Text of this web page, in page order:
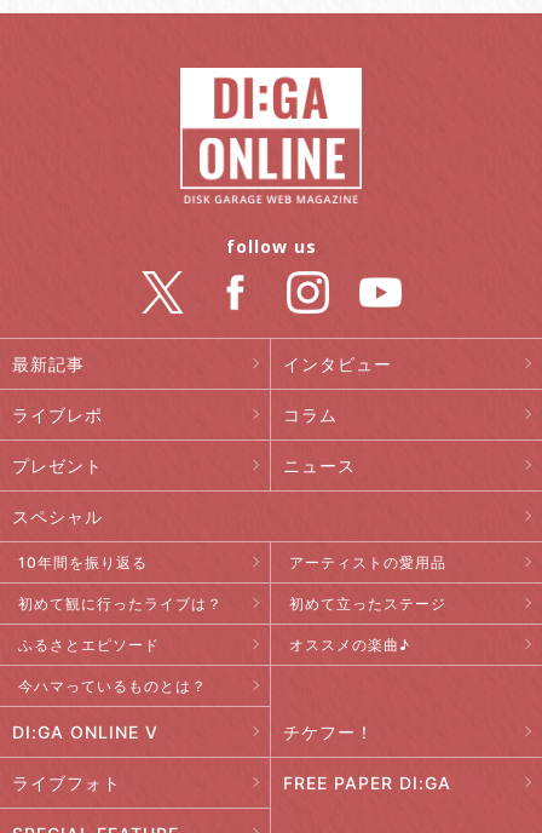
最新記事 インタビュー
ライブレポ コラム
プレゼント ニュース
スペシャル
10年間を振り返る アーティストの愛用品
初めて観に行ったライブは？ 初めて立ったステージ
ふるさとエピソード オススメの楽曲♪
今ハマっているものとは？
DI:GA ONLINE V チケフー！
ライブフォト FREE PAPER DI:GA
follow us